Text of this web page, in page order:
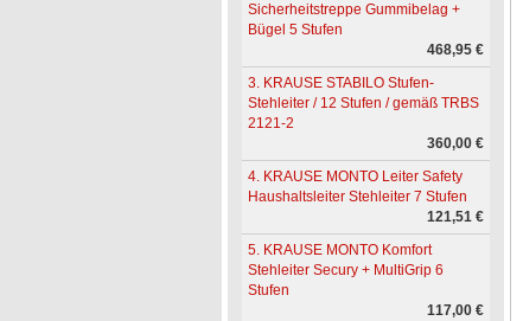
Sicherheitstreppe Gummibelag +
Bügel 5 Stufen
468,95 €
3. KRAUSE STABILO Stufen-
Stehleiter / 12 Stufen / gemäß TRBS
2121-2
360,00 €
4. KRAUSE MONTO Leiter Safety
Haushaltsleiter Stehleiter 7 Stufen
121,51 €
5. KRAUSE MONTO Komfort
Stehleiter Secury + MultiGrip 6
Stufen
117,00 €